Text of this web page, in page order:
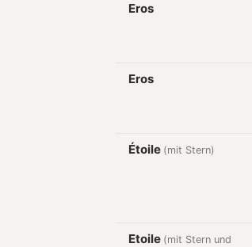
Eros
Eros
Étoile (mit Stern)
Etoile (mit Stern und